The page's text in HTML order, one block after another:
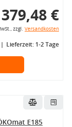
379,48 €
zzgl. Versandkosten
Lieferzeit: 1-2 Tage
E185